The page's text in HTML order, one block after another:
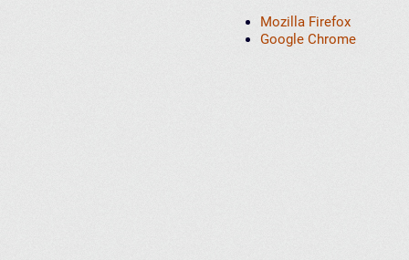
Mozilla Firefox
Google Chrome